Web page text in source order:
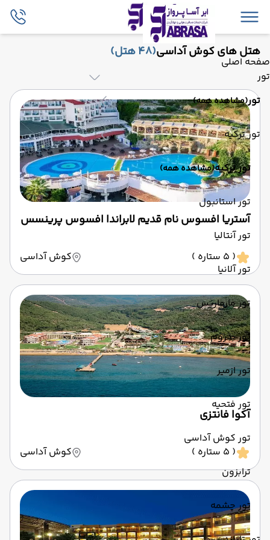
صفحه اصلی
تور
تور(مشاهده همه)
تور ترکیه
تور ترکیه(مشاهده همه)
تور استانبول
تور آنتالیا
تور آلانیا
تور مارماریس
تور بدروم
تور ازمیر
تور فتحیه
تور کوش آداسی
ترابزون
تور چشمه
هتل های کوش آداسی(48 هتل)
آستریا افسوس نام قدیم لابراندا افسوس پرینسس
( 5 ستاره ) کوش آداسی
آکوا فانتزی
( 5 ستاره ) کوش آداسی